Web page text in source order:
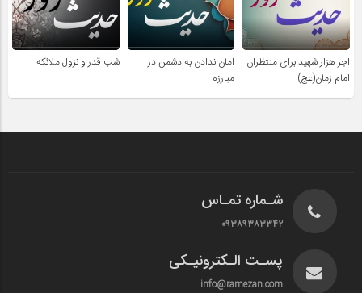
اجر هزار شهید برای منتظران
امام زمان(عج)
امان ندادن به دشمن در
مبارزه
شب قدر و نزول ملائکه
شـماره تمـاس
۰۹۳۸۹۳۸۳۳۴۲
پسـت الـکترونیـکی
info@ramezan.com